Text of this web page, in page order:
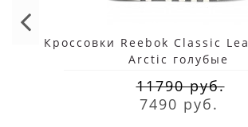
Кроссовки Reebok Classic
Arctic голубые
11790 руб.
7490 руб.